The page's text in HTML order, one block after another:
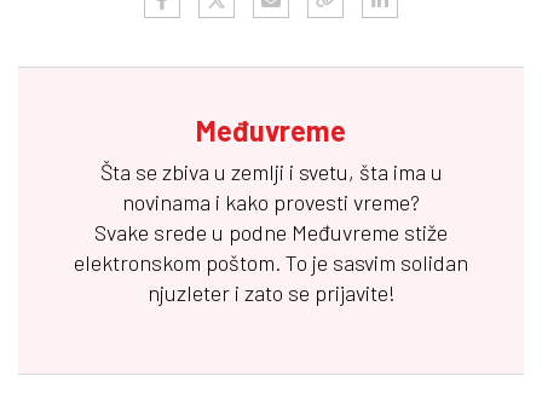
Međuvreme
Šta se zbiva u zemlji i svetu, šta ima u
novinama i kako provesti vreme?
Svake srede u podne Međuvreme stiže
elektronskom poštom. To je sasvim solidan
njuzleter i zato se prijavite!